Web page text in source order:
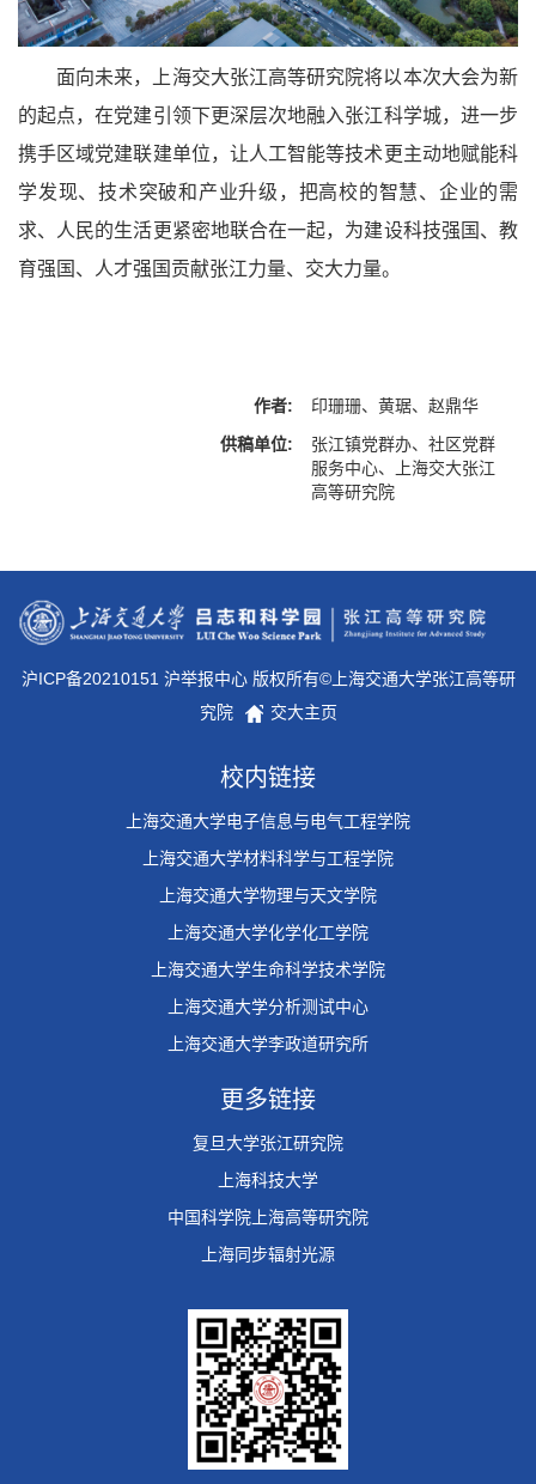
面向未来，上海交大张江高等研究院将以本次大会为新
的起点，在党建引领下更深层次地融入张江科学城，进一步
携手区域党建联建单位，让人工智能等技术更主动地赋能科
学发现、技术突破和产业升级，把高校的智慧、企业的需
求、人民的生活更紧密地联合在一起，为建设科技强国、教
育强国、人才强国贡献张江力量、交大力量。
作者:
印珊珊、黄琚、赵鼎华
供稿单位:
张江镇党群办、社区党群
服务中心、上海交大张江
高等研究院
沪ICP备20210151 沪举报中心 版权所有©上海交通大学张江高等研
究院
交大主页
校内链接
上海交通大学电子信息与电气工程学院
上海交通大学材料科学与工程学院
上海交通大学物理与天文学院
上海交通大学化学化工学院
上海交通大学生命科学技术学院
上海交通大学分析测试中心
上海交通大学李政道研究所
更多链接
复旦大学张江研究院
上海科技大学
中国科学院上海高等研究院
上海同步辐射光源